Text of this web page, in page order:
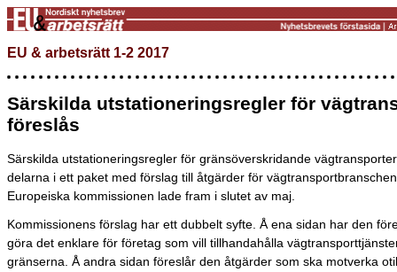
EU & arbetsrätt 1-2 2017
Särskilda utstationeringsregler för
föreslås
Särskilda utstationeringsregler för gränsöverskridande
delarna i ett paket med förslag till åtgärder för
Europeiska kommissionen lade fram i slutet av maj.
Kommissionens förslag har ett dubbelt syfte. Å ena sidan har den
göra det enklare för företag som vill tillhandahålla
gränserna. Å andra sidan föreslår den åtgärder som ska motverka